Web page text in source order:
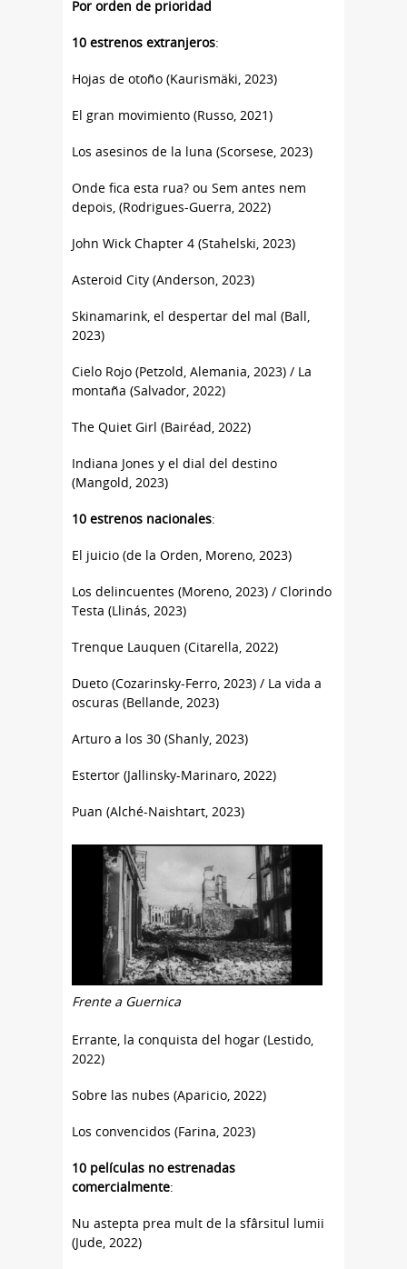
Por orden de prioridad
10 estrenos extranjeros:
Hojas de otoño (Kaurismäki, 2023)
El gran movimiento (Russo, 2021)
Los asesinos de la luna (Scorsese, 2023)
Onde fica esta rua? ou Sem antes nem
depois, (Rodrigues-Guerra, 2022)
John Wick Chapter 4 (Stahelski, 2023)
Asteroid City (Anderson, 2023)
Skinamarink, el despertar del mal (Ball,
2023)
Cielo Rojo (Petzold, Alemania, 2023) / La
montaña (Salvador, 2022)
The Quiet Girl (Bairéad, 2022)
Indiana Jones y el dial del destino
(Mangold, 2023)
10 estrenos nacionales:
El juicio (de la Orden, Moreno, 2023)
Los delincuentes (Moreno, 2023) / Clorindo
Testa (Llinás, 2023)
Trenque Lauquen (Citarella, 2022)
Dueto (Cozarinsky-Ferro, 2023) / La vida a
oscuras (Bellande, 2023)
Arturo a los 30 (Shanly, 2023)
Estertor (Jallinsky-Marinaro, 2022)
Puan (Alché-Naishtart, 2023)
Frente a Guernica
Errante, la conquista del hogar (Lestido,
2022)
Sobre las nubes (Aparicio, 2022)
Los convencidos (Farina, 2023)
10 películas no estrenadas
comercialmente:
Nu astepta prea mult de la sfârsitul lumii
(Jude, 2022)